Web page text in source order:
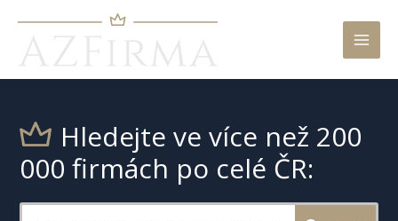
Hledejte ve více než 200
000 firmách po celé ČR: